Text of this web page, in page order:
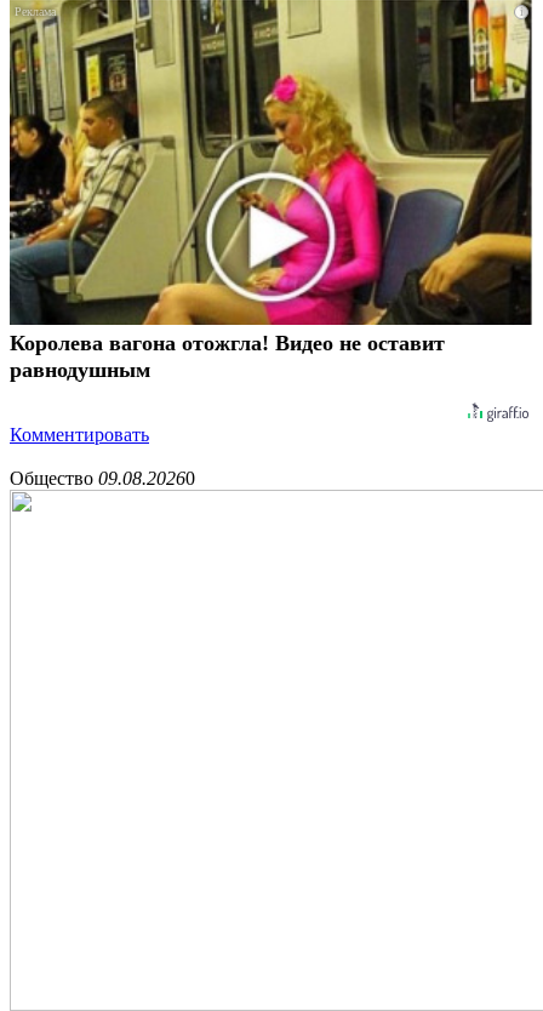
i
Королева вагона отожгла! Видео не оставит
равнодушным
Комментировать
Общество 09.08.20260